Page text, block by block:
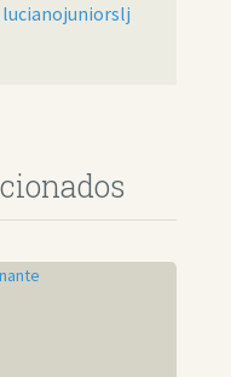
lucianojuniorslj